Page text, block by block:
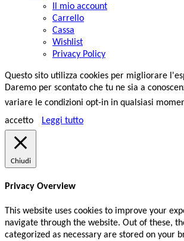
Il mio account
Carrello
Cassa
Wishlist
Privacy Policy
Questo sito utilizza cookies per migliorare
Daremo per scontato che tu ne sia a
variare le condizioni opt-in in qualsiasi
accetto
Leggi tutto
Chiudi
Privacy Overview
This website uses cookies to improve your
navigate through the website. Out of these,
categorized as necessary are stored on your